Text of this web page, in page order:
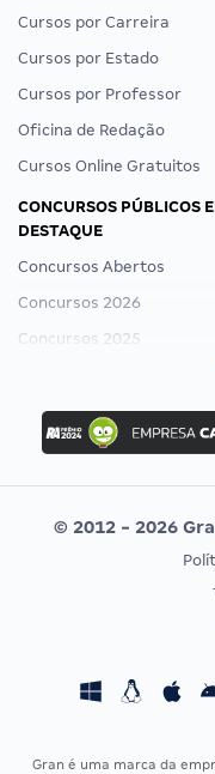
Cursos por Carreira
Cursos por Estado
Cursos por Professor
Oficina de Redação
Cursos Online Gratuitos
CONCURSOS PÚBLICOS
DESTAQUE
Concursos Abertos
Concursos 2026
Concursos 2025
Concurso Ibama
Concurso MPU
Editais publicados
CONCURSOS POR
Concursos Fiscais
© 2012 - 2026
Gran é uma marca da